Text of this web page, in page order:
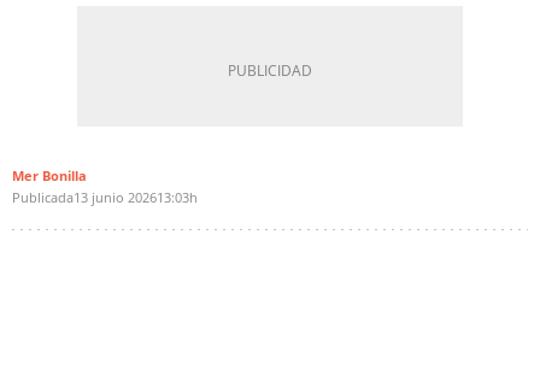
Mer Bonilla
Publicada13 junio 202613:03h